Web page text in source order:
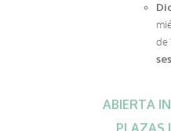
de
ABIERTA
PLAZAS